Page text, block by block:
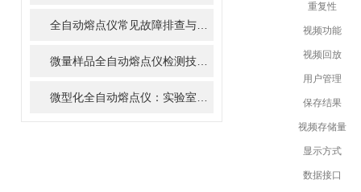
重复性
视频功能
视频回放
用户管理
保存结果
视频存储量
显示方式
数据接口